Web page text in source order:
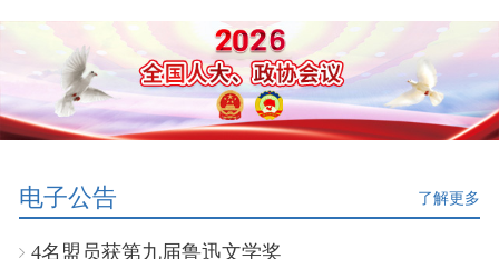
电子公告 了解更多
4名盟员获第九届鲁迅文学奖